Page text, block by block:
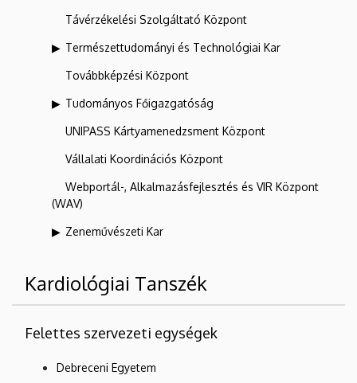
Távérzékelési Szolgáltató Központ
Természettudományi és Technológiai Kar
Továbbképzési Központ
Tudományos Főigazgatóság
UNIPASS Kártyamenedzsment Központ
Vállalati Koordinációs Központ
Webportál-, Alkalmazásfejlesztés és VIR Központ
(WAV)
Zeneművészeti Kar
Kardiológiai Tanszék
Felettes szervezeti egységek
Debreceni Egyetem